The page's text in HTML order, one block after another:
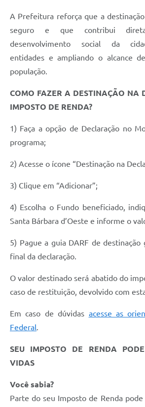
A Prefeitura reforça que a
seguro e que contribui
desenvolvimento social da
entidades e ampliando o alcance
população.
COMO FAZER A DESTINAÇÃO NA
IMPOSTO DE RENDA?
1) Faça a opção de Declaração no
programa;
2) Acesse o ícone “Destinação na
3) Clique em “Adicionar”;
4) Escolha o Fundo beneficiado,
Santa Bárbara d’Oeste e informe o
5) Pague a guia DARF de
final da declaração.
O valor destinado será abatido do
caso de restituição, devolvido com
Em caso de dúvidas acesse as
Federal.
SEU IMPOSTO DE RENDA
VIDAS
Você sabia?
Parte do seu Imposto de Renda